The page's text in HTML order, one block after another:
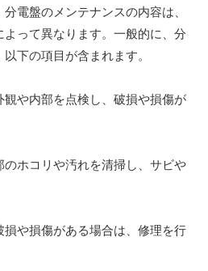
電盤のメンテナンスの内容は、
って異なります。一般的に、分
下の項目が含まれます。
観や内部を点検し、破損や損傷が
のホコリや汚れを清掃し、サビや
損や損傷がある場合は、修理を行